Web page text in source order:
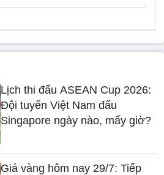
Lịch thi đấu ASEAN Cup 2026:
Đội tuyển Việt Nam đấu
Singapore ngày nào, mấy giờ?
Giá vàng hôm nay 29/7: Tiếp